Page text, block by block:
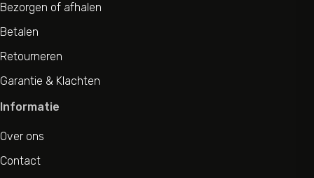
Bezorgen of afhalen
Betalen
Retourneren
Garantie & Klachten
Informatie
Over ons
Contact